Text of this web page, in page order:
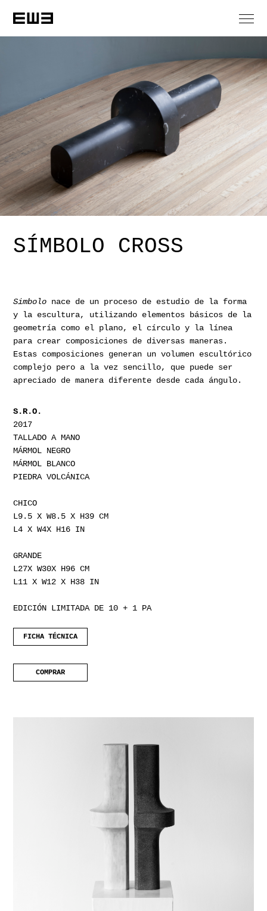
SÍMBOLO CROSS
Simbolo nace de un proceso de estudio de la forma
y la escultura, utilizando elementos básicos de la
geometría como el plano, el círculo y la línea
para crear composiciones de diversas maneras.
Estas composiciones generan un volumen escultórico
complejo pero a la vez sencillo, que puede ser
apreciado de manera diferente desde cada ángulo.
S.R.O.
2017
TALLADO A MANO
MÁRMOL NEGRO
MÁRMOL BLANCO
PIEDRA VOLCÁNICA
CHICO
L9.5 X W8.5 X H39 CM
L4 X W4X H16 IN
GRANDE
L27X W30X H96 CM
L11 X W12 X H38 IN
EDICIÓN LIMITADA DE 10 + 1 PA
FICHA TÉCNICA
COMPRAR